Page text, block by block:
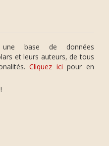
base de données
et leurs auteurs, de tous
Cliquez ici pour en
!